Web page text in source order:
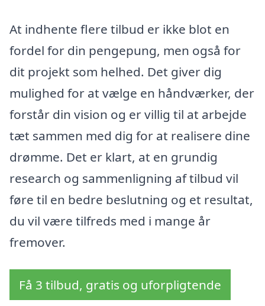
At indhente flere tilbud er ikke blot en
fordel for din pengepung, men også for
dit projekt som helhed. Det giver dig
mulighed for at vælge en håndværker, der
forstår din vision og er villig til at arbejde
tæt sammen med dig for at realisere dine
drømme. Det er klart, at en grundig
research og sammenligning af tilbud vil
føre til en bedre beslutning og et resultat,
du vil være tilfreds med i mange år
fremover.
Få 3 tilbud, gratis og uforpligtende